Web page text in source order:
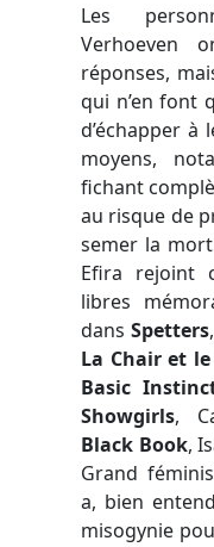
Les
Verhoeven
réponses,
qui n’en font
d’échapper
moyens,
fichant
au risque de
semer la
Efira rejoint
libres
dansSpetters
La Chair et le
Basic
Showgirls,
Black Book,
Grand
a, bien
misogynie